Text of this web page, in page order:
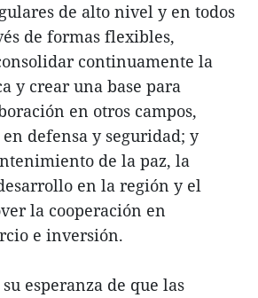
de alto nivel y en todos
de formas flexibles,
continuamente la
y crear una base para
en otros campos,
defensa y seguridad; y
de la paz, la
en la región y el
la cooperación en
e inversión.
esperanza de que las